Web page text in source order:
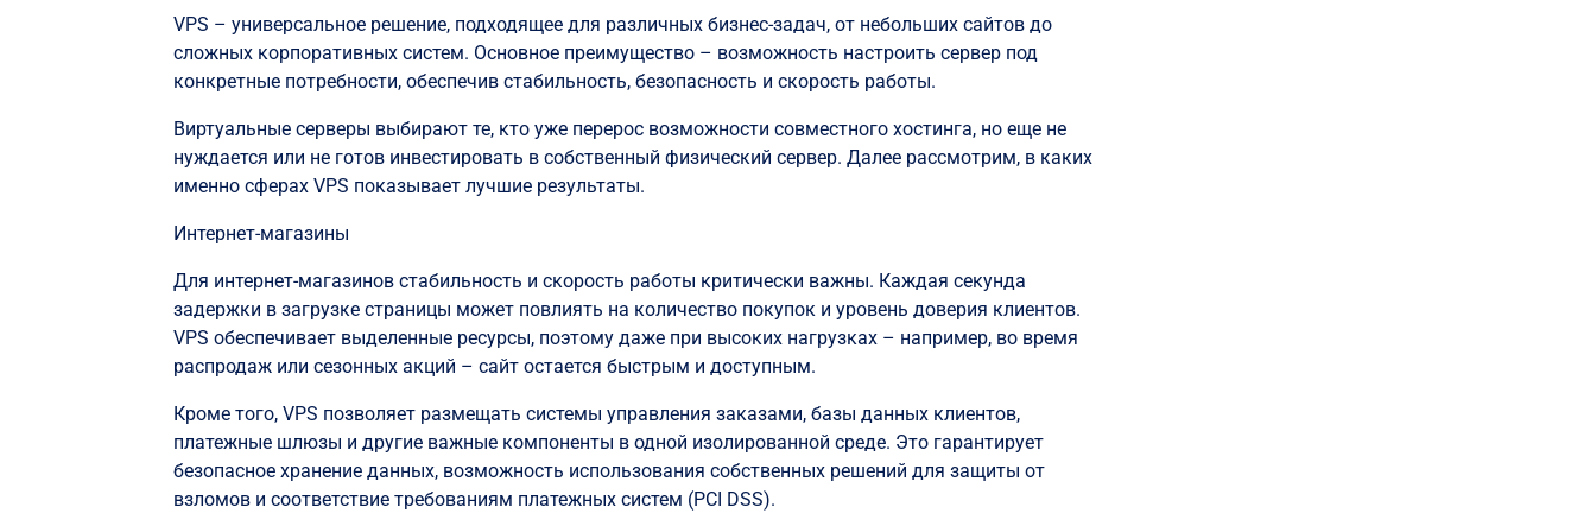
VPS – универсальное решение, подходящее для различных бизнес-задач, от небольших сайтов до
сложных корпоративных систем. Основное преимущество – возможность настроить сервер под
конкретные потребности, обеспечив стабильность, безопасность и скорость работы.
Виртуальные серверы выбирают те, кто уже перерос возможности совместного хостинга, но еще не
нуждается или не готов инвестировать в собственный физический сервер. Далее рассмотрим, в каких
именно сферах VPS показывает лучшие результаты.
Интернет-магазины
Для интернет-магазинов стабильность и скорость работы критически важны. Каждая секунда
задержки в загрузке страницы может повлиять на количество покупок и уровень доверия клиентов.
VPS обеспечивает выделенные ресурсы, поэтому даже при высоких нагрузках – например, во время
распродаж или сезонных акций – сайт остается быстрым и доступным.
Кроме того, VPS позволяет размещать системы управления заказами, базы данных клиентов,
платежные шлюзы и другие важные компоненты в одной изолированной среде. Это гарантирует
безопасное хранение данных, возможность использования собственных решений для защиты от
взломов и соответствие требованиям платежных систем (PCI DSS).